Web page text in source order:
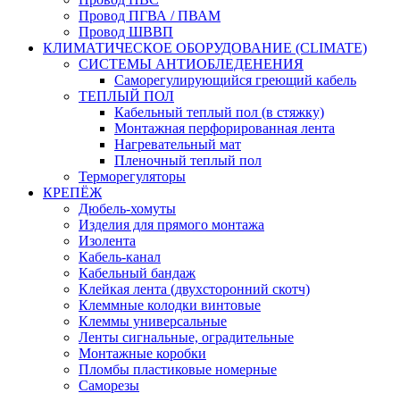
Провод ПГВА / ПВАМ
Провод ШВВП
КЛИМАТИЧЕСКОЕ ОБОРУДОВАНИЕ (CLIMATE)
СИСТЕМЫ АНТИОБЛЕДЕНЕНИЯ
Саморегулирующийся греющий кабель
ТЕПЛЫЙ ПОЛ
Кабельный теплый пол (в стяжку)
Монтажная перфорированная лента
Нагревательный мат
Пленочный теплый пол
Терморегуляторы
КРЕПЁЖ
Дюбель-хомуты
Изделия для прямого монтажа
Изолента
Кабель-канал
Кабельный бандаж
Клейкая лента (двухсторонний скотч)
Клеммные колодки винтовые
Клеммы универсальные
Ленты сигнальные, оградительные
Монтажные коробки
Пломбы пластиковые номерные
Саморезы